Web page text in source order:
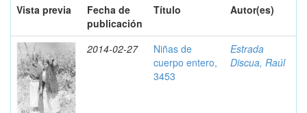
Vista previa
Fecha de
publicación
Título Autor(es)
2014-02-27
Niñas de
cuerpo entero,
3453
Estrada
Discua, Raúl